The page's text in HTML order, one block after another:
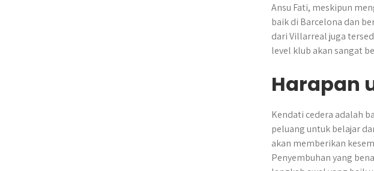
Ansu Fati, meskipun
baik di Barcelona dan
dari Villarreal juga
level klub akan sangat
Harapan
Kendati cedera adalah
peluang untuk belajar
akan memberikan
Penyembuhan yang